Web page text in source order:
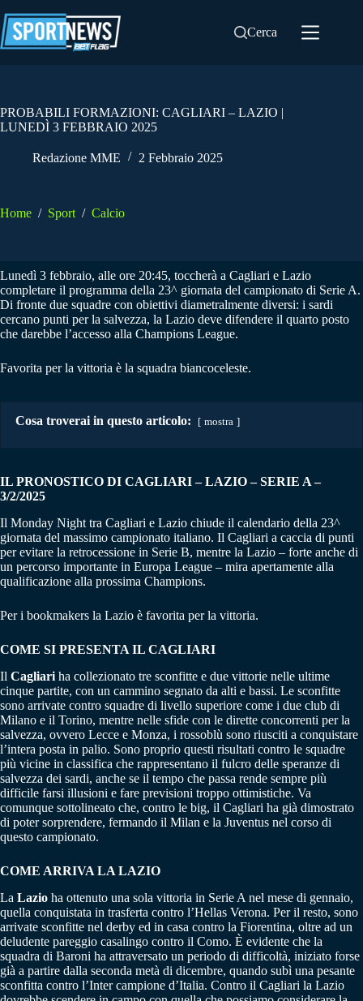
al
contenuto
Cerca
PROBABILI FORMAZIONI: CAGLIARI – LAZIO |
LUNEDÌ 3 FEBBRAIO 2025
Redazione MME 2 Febbraio 2025
Home / Sport / Calcio
Lunedì 3 febbraio, alle ore 20:45, toccherà a Cagliari e Lazio
completare il programma della 23^ giornata del campionato di Serie A.
Di fronte due squadre con obiettivi diametralmente diversi: i sardi
cercano punti per la salvezza, la Lazio deve difendere il quarto posto
che darebbe l’accesso alla Champions League.
Favorita per la vittoria è la squadra biancoceleste.
Cosa troverai in questo articolo: mostra
IL PRONOSTICO DI CAGLIARI – LAZIO–SERIE A –
3/2/2025
Il Monday Night tra Cagliari e Lazio chiude il calendario della 23^
giornata del massimo campionato italiano. Il Cagliari a caccia di punti
per evitare la retrocessione in Serie B, mentre la Lazio – forte anche di
un percorso importante in Europa League – mira apertamente alla
qualificazione alla prossima Champions.
Per i bookmakers la Lazio è favorita per la vittoria.
COME SI PRESENTA IL CAGLIARI
Il Cagliari ha collezionato tre sconfitte e due vittorie nelle ultime
cinque partite, con un cammino segnato da alti e bassi. Le sconfitte
sono arrivate contro squadre di livello superiore come i due club di
Milano e il Torino, mentre nelle sfide con le dirette concorrenti per la
salvezza, ovvero Lecce e Monza, i rossoblù sono riusciti a conquistare
l’intera posta in palio. Sono proprio questi risultati contro le squadre
più vicine in classifica che rappresentano il fulcro delle speranze di
salvezza dei sardi, anche se il tempo che passa rende sempre più
difficile farsi illusioni e fare previsioni troppo ottimistiche. Va
comunque sottolineato che, contro le big, il Cagliari ha già dimostrato
di poter sorprendere, fermando il Milan e la Juventus nel corso di
questo campionato.
COME ARRIVA LA LAZIO
La Lazio ha ottenuto una sola vittoria in Serie A nel mese di gennaio,
quella conquistata in trasferta contro l’Hellas Verona. Per il resto, sono
arrivate sconfitte nel derby ed in casa contro la Fiorentina, oltre ad un
deludente pareggio casalingo contro il Como. È evidente che la
squadra di Baroni ha attraversato un periodo di difficoltà, iniziato forse
già a partire dalla seconda metà di dicembre, quando subì una pesante
sconfitta contro l’Inter campione d’Italia. Contro il Cagliari la Lazio